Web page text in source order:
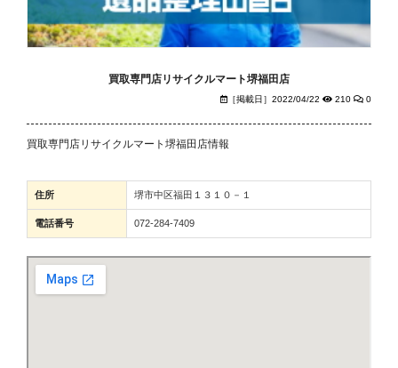
買取専門店リサイクルマート堺福田店
［掲載日］2022/04/22 210 0
買取専門店リサイクルマート堺福田店情報
住所 堺市中区福田１３１０－１
電話番号 072-284-7409